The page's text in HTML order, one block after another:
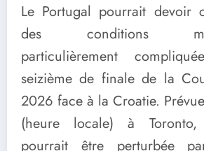
Le Portugal pourrait devoir
des conditions
particulièrement
seizième de finale de la
2026 face à la Croatie.
(heure locale) à
pourrait être perturbée